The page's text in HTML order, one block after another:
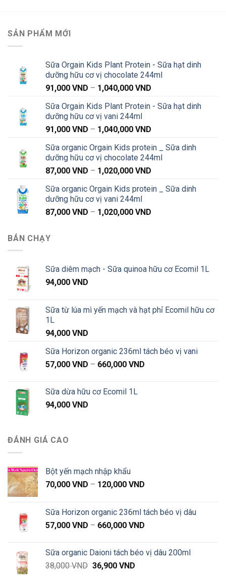
SẢN PHẨM MỚI
Sữa Orgain Kids Plant Protein - Sữa hạt dinh
dưỡng hữu cơ vị chocolate 244ml
91,000 VND – 1,040,000 VND
từ
Sữa Orgain Kids Plant Protein - Sữa hạt dinh
dưỡng hữu cơ vị vani 244ml
91,000 VND – 1,040,000 VND
từ
91,000 VND
Sữa organic Orgain Kids protein _ Sữa dinh
dưỡng hữu cơ vị chocolate 244ml
87,000 VND – 1,020,000 VND
từ
Sữa organic Orgain Kids protein _ Sữa dinh
dưỡng hữu cơ vị vani 244ml
87,000 VND – 1,020,000 VND
1,020,000 VND
BÁN CHẠY
Sữa diêm mạch - Sữa quinoa hữu cơ Ecomil 1L
94,000 VND
Sữa từ lúa mì yến mạch và hạt phỉ Ecomil hữu cơ
1L
94,000 VND
Sữa Horizon organic 236ml tách béo vị vani
57,000 VND – 660,000 VND
Sữa dừa hữu cơ Ecomil 1L
94,000 VND
ĐÁNH GIÁ CAO
Bột yến mạch nhập khẩu
70,000 VND – 120,000 VND
70,000 VND
Sữa Horizon organic 236ml tách béo vị dâu
57,000 VND – 660,000 VND
57,000 VND
Sữa organic Daioni tách béo vị dâu 200ml
38,000VND Giá
36,900 VNDGiá